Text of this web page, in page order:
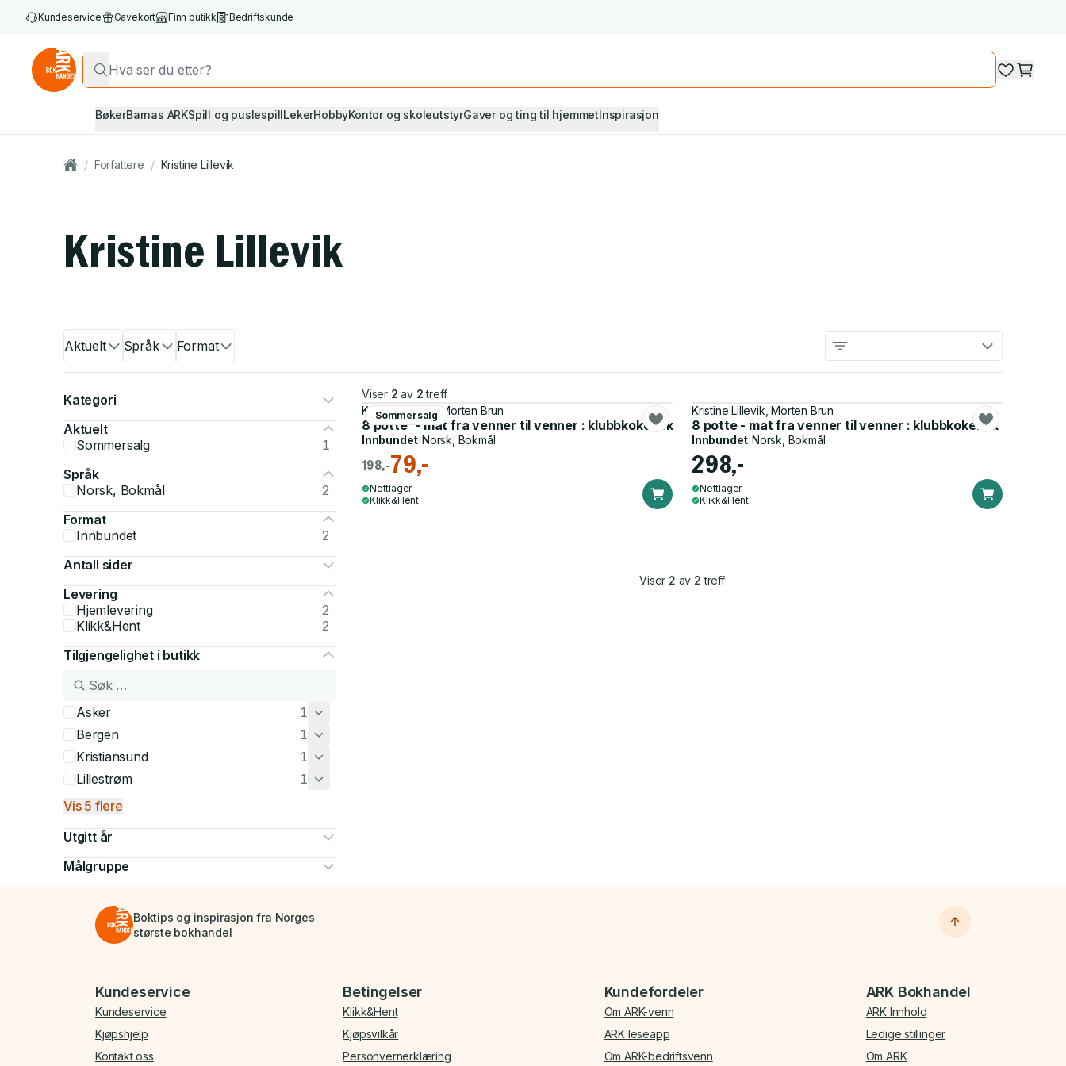
Kundeservice Gavekort Finn butikk Bedriftskunde
BøkerBarnas ARKSpill og puslespillLekerHobbyKontor og skoleutstyrGaver og ting til hjemmetInspirasjon
/ Forfattere / Kristine Lillevik
Kristine Lillevik
Aktuelt Språk Format
Kategori
Aktuelt
Sommersalg
1
Språk
Norsk, Bokmål
2
Format
Innbundet
2
Antall sider
Levering
Hjemlevering
2
Klikk&Hent
2
Tilgjengelighet i butikk
Asker
1
Bergen
1
Kristiansund
1
Lillestrøm
1
Vis 5 flere
Utgitt år
Målgruppe
Viser 2 av 2 treff
Sommersalg
Kristine Lillevik, Morten Brun
8 potte' - mat fra venner til venner : klubbkokebok
Innbundet |Norsk, Bokmål
198,-79,-
Nettlager
Klikk&Hent
Kristine Lillevik, Morten Brun
8 potte - mat fra venner til venner : klubbkokebok
Innbundet |Norsk, Bokmål
298,-
Nettlager
Klikk&Hent
Viser 2 av 2 treff
Boktips og inspirasjon fra Norges
største bokhandel
Bunnmeny
Kundeservice
Kundeservice
Kjøpshjelp
Kontakt oss
Betingelser
Klikk&Hent
Kjøpsvilkår
Personvernerklæring
Kundefordeler
Om ARK-venn
ARK leseapp
Om ARK-bedriftsvenn
ARK Bokhandel
ARK Innhold
Ledige stillinger
Om ARK